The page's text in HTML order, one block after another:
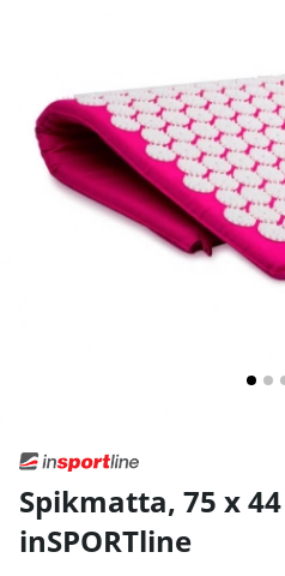
Spikmatta, 75 x
inSPORTline